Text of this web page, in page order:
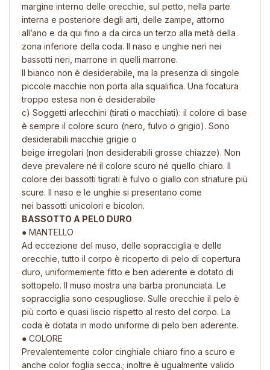
margine interno delle orecchie, sul petto, nella parte
interna e posteriore degli arti, delle zampe, attorno
all’ano e da qui fino a da circa un terzo alla metà della
zona inferiore della coda. Il naso e unghie neri nei
bassotti neri, marrone in quelli marrone.
Il bianco non è desiderabile, ma la presenza di singole
piccole macchie non porta alla squalifica. Una focatura
troppo estesa non è desiderabile
c) Soggetti arlecchini (tirati o macchiati): il colore di base
è sempre il colore scuro (nero, fulvo o grigio). Sono
desiderabili macchie grigie o
beige irregolari (non desiderabili grosse chiazze). Non
deve prevalere né il colore scuro né quello chiaro. Il
colore dei bassotti tigrati è fulvo o giallo con striature più
scure. Il naso e le unghie si presentano come
nei bassotti unicolori e bicolori.
BASSOTTO A PELO DURO
● MANTELLO
Ad eccezione del muso, delle sopracciglia e delle
orecchie, tutto il corpo è ricoperto di pelo di copertura
duro, uniformemente fitto e ben aderente e dotato di
sottopelo. Il muso mostra una barba pronunciata. Le
sopracciglia sono cespugliose. Sulle orecchie il pelo è
più corto e quasi liscio rispetto al resto del corpo. La
coda è dotata in modo uniforme di pelo ben aderente.
● COLORE
Prevalentemente color cinghiale chiaro fino a scuro e
anche color foglia secca.; inoltre è ugualmente valido